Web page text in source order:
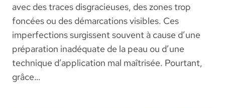
avec des traces disgracieuses, des zones trop
foncées ou des démarcations visibles. Ces
imperfections surgissent souvent à cause d’une
préparation inadéquate de la peau ou d’une
technique d’application mal maîtrisée. Pourtant,
grâce…